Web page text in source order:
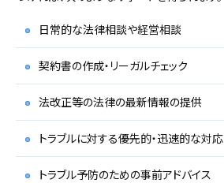
日常的な法律相談や経営相談
契約書の作成・リーガルチェック
法改正等の法律の最新情報の提供
トラブルに対する優先的・迅速的な対応
トラブル予防のための事前アドバイス